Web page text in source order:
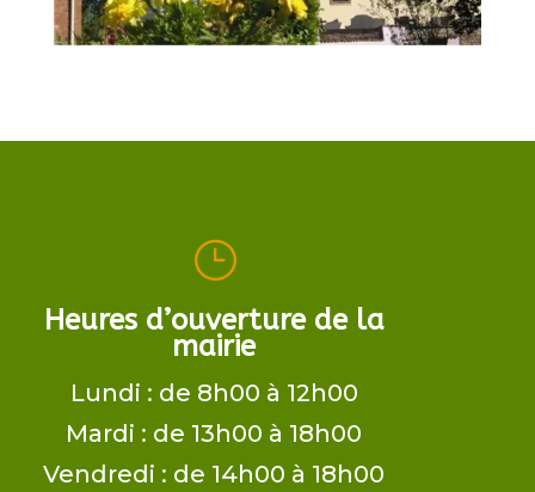
}
Heures d’ouverture de la
mairie
Lundi : de 8h00 à 12h00
Mardi : de 13h00 à 18h00
Vendredi : de 14h00 à 18h00